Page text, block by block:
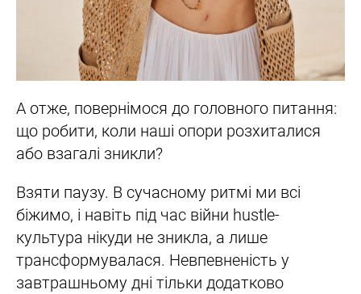
А отже, повернімося до головного питання:
що робити, коли наші опори розхиталися
або взагалі зникли?
Взяти паузу. В сучасному ритмі ми всі
біжимо, і навіть під час війни hustle-
культура нікуди не зникла, а лише
трансформувалася. Невпевненість у
завтрашньому дні тільки додатково